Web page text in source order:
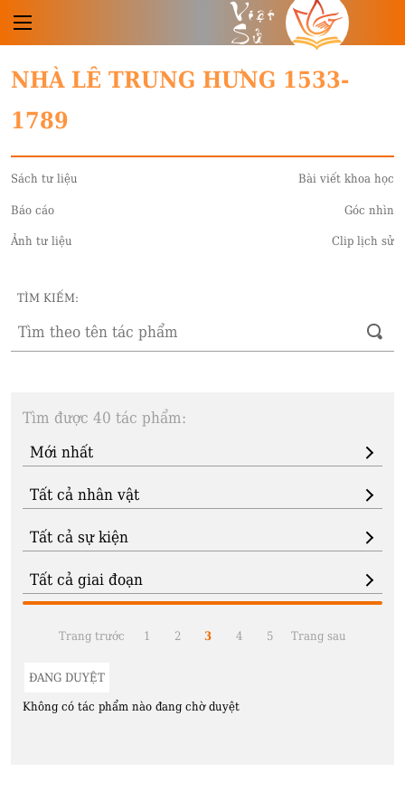
Việt
Sử
NHÀ LÊ TRUNG HƯNG 1533-
1789
Sách tư liệu Bài viết khoa học
Báo cáo Góc nhìn
Ảnh tư liệu Clip lịch sử
TÌM KIẾM:
Tìm được 40 tác phẩm:
Trang trước 1 2 3 4 5 Trang sau
ĐANG DUYỆT
Không có tác phẩm nào đang chờ duyệt